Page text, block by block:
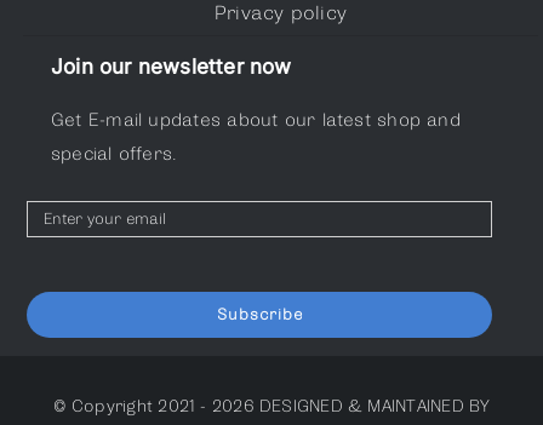
Privacy policy
Join our newsletter now
Get E-mail updates about our latest shop and
special offers.
Subscribe
© Copyright 2021 - 2026 DESIGNED & MAINTAINED BY